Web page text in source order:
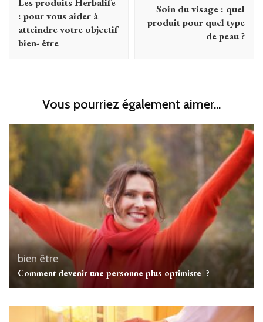
: pour vous aider à
atteindre votre objectif
bien- être
Soin du visage : quel
produit pour quel type
de peau ?
Vous pourriez également aimer...
bien être
Comment devenir une personne plus optimiste ?